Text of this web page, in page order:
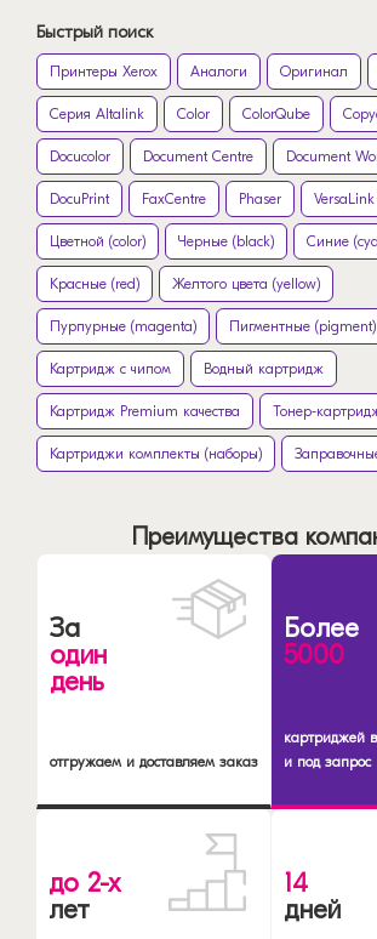
Быстрый поиск
Принтеры Xerox Аналоги Оригинал
Серия Altalink Color ColorQube
Docucolor Document Centre Document
DocuPrint FaxCentre Phaser VersaLink
Цветной (color) Черные (black) Синие
Красные (red) Желтого цвета (yellow)
Пурпурные (magenta) Пигментные (pigment)
Картридж с чипом Водный картридж
Картридж Premium качества Тонер-
Картриджи комплекты (наборы)
Преимущества
За
один
день
отгружаем и доставляем заказ
Более
5000
картриджей
и под запрос
до 2-х
лет
14
дней